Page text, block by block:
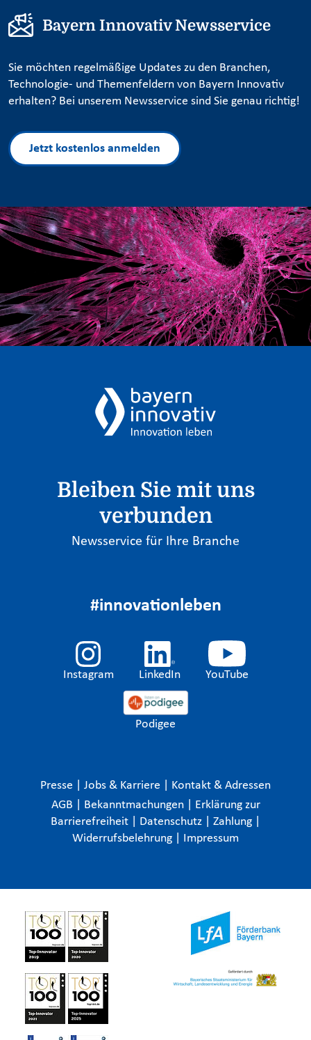
Bayern Innovativ Newsservice
Sie möchten regelmäßige Updates zu den Branchen,
Technologie- und Themenfeldern von Bayern Innovativ
erhalten? Bei unserem Newsservice sind Sie genau richtig!
Jetzt kostenlos anmelden
Bleiben Sie mit uns
verbunden
Newsservice für Ihre Branche
#innovationleben
Instagram LinkedIn YouTube
Podigee
Presse Jobs & Karriere
Kontakt & Adressen
AGB
Bekanntmachungen
Erklärung zur
Barrierefreiheit
Datenschutz Zahlung
Widerrufsbelehrung
Impressum